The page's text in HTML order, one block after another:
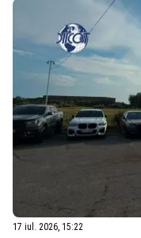
17 iul. 2026, 15:22